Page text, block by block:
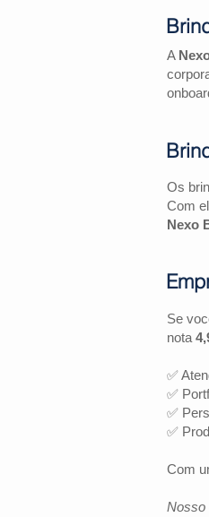
A
Os
Com
Nexo
Se
nota
✅
✅
✅
✅
Com
Nosso